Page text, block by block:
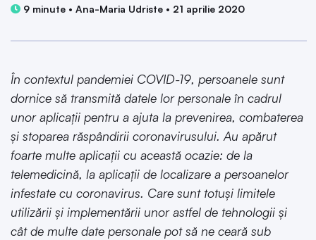
9 minute • Ana-Maria Udriste • 21 aprilie 2020
În contextul pandemiei COVID-19, persoanele sunt
dornice să transmită datele lor personale în cadrul
unor aplicații pentru a ajuta la prevenirea, combaterea
și stoparea răspândirii coronavirusului. Au apărut
foarte multe aplicații cu această ocazie: de la
telemedicină, la aplicații de localizare a persoanelor
infestate cu coronavirus. Care sunt totuși limitele
utilizării și implementării unor astfel de tehnologii și
cât de multe date personale pot să ne ceară sub